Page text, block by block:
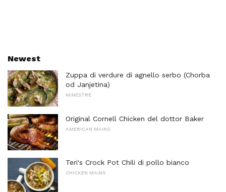
Newest
Zuppa di verdure di agnello serbo (Chorba
od Janjetina)
MINESTRE
Original Cornell Chicken del dottor Baker
AMERICAN MAINS
Teri's Crock Pot Chili di pollo bianco
CHICKEN MAINS